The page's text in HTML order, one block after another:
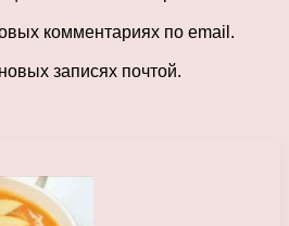
комментариях по email.
записях почтой.